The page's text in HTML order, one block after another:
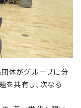
団体がグループに分
を共有し、次なる